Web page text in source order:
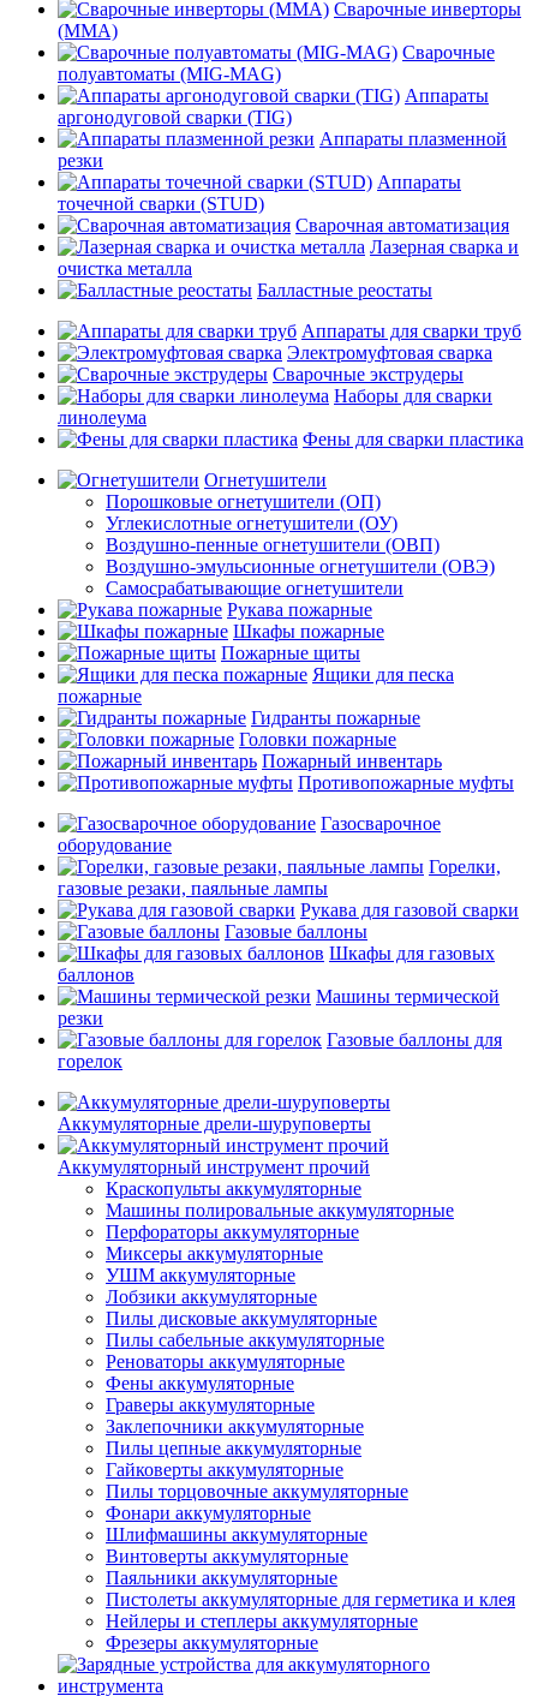
Сварочные инверторы
(MMA)
Сварочные
полуавтоматы (MIG-MAG)
Аппараты
аргонодуговой сварки (TIG)
Аппараты плазменной
резки
Аппараты
точечной сварки (STUD)
Сварочная автоматизация
Лазерная сварка и
очистка металла
Балластные реостаты
Аппараты для сварки труб
Электромуфтовая сварка
Сварочные экструдеры
Наборы для сварки
линолеума
Фены для сварки пластика
Огнетушители
Порошковые огнетушители (ОП)
Углекислотные огнетушители (ОУ)
Воздушно-пенные огнетушители (ОВП)
Воздушно-эмульсионные огнетушители (ОВЭ)
Самосрабатывающие огнетушители
Рукава пожарные
Шкафы пожарные
Пожарные щиты
Ящики для песка
пожарные
Гидранты пожарные
Головки пожарные
Пожарный инвентарь
Противопожарные муфты
Газосварочное
оборудование
Горелки,
газовые резаки, паяльные лампы
Рукава для газовой сварки
Газовые баллоны
Шкафы для газовых
баллонов
Машины термической
резки
Газовые баллоны для
горелок
Аккумуляторные дрели-шуруповерты
Аккумуляторный инструмент прочий
Краскопульты аккумуляторные
Машины полировальные аккумуляторные
Перфораторы аккумуляторные
Миксеры аккумуляторные
УШМ аккумуляторные
Лобзики аккумуляторные
Пилы дисковые аккумуляторные
Пилы сабельные аккумуляторные
Реноваторы аккумуляторные
Фены аккумуляторные
Граверы аккумуляторные
Заклепочники аккумуляторные
Пилы цепные аккумуляторные
Гайковерты аккумуляторные
Пилы торцовочные аккумуляторные
Фонари аккумуляторные
Шлифмашины аккумуляторные
Винтоверты аккумуляторные
Паяльники аккумуляторные
Пистолеты аккумуляторные для герметика и клея
Нейлеры и степлеры аккумуляторные
Фрезеры аккумуляторные